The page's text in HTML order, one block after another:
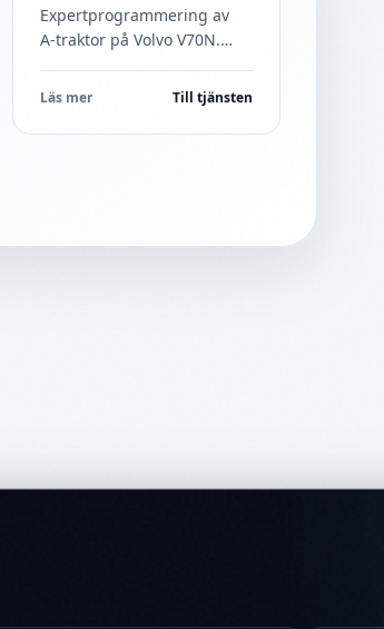
Expertprogrammering av
A‑traktor på Volvo V70N.
ombyggnad med
professionell diagnos och
justering. Snabb service....
Läs mer Till tjänsten